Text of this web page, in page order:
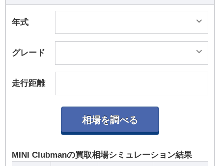
年式
グレード
走行距離
MINI Clubmanの買取相場シミュレーション結果